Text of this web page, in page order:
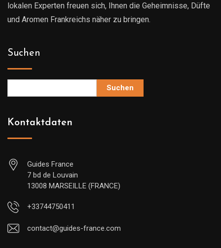
lokalen Experten freuen sich, Ihnen die Geheimnisse, Düfte
und Aromen Frankreichs näher zu bringen.
Suchen
Suchen
Kontaktdaten
Guides France
7 bd de Louvain
13008 MARSEILLE (FRANCE)
+33744750411
contact@guides-france.com